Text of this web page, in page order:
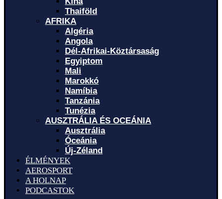
Thaiföld
AFRIKA
Algéria
Angola
Dél-Afrikai-Köztársaság
Egyiptom
Mali
Marokkó
Namíbia
Tanzánia
Tunézia
AUSZTRÁLIA ÉS OCEÁNIA
Ausztrália
Óceánia
Új-Zéland
ÉLMÉNYEK
AEROSPORT
A HOLNAP
PODCASTOK